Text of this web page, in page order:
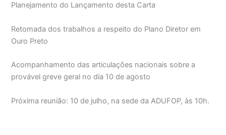
Planejamento do Lançamento desta Carta
Retomada dos trabalhos a respeito do Plano Diretor em
Ouro Preto
Acompanhamento das articulações nacionais sobre a
provável greve geral no dia 10 de agosto
Próxima reunião: 10 de julho, na sede da ADUFOP, às 10h.